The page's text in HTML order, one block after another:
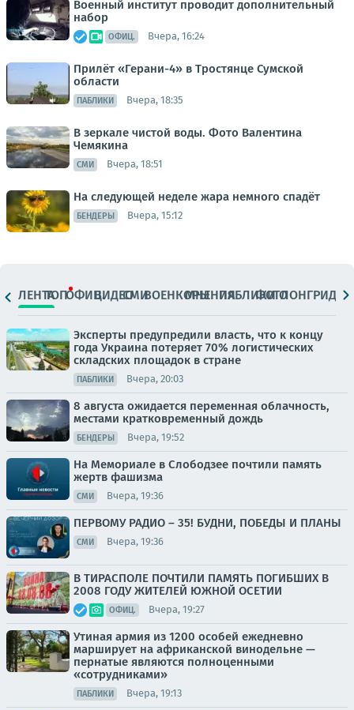
Военный институт проводит дополнительный
набор
ОФИЦ. Вчера, 16:24
Прилёт «Герани-4» в Тростянце Сумской
области
ПАБЛИКИ Вчера, 18:35
В зеркале чистой воды. Фото Валентина
Чемякина
СМИ Вчера, 18:51
На следующей неделе жара немного спадёт
БЕНДЕРЫ Вчера, 15:12
ЛЕНТАТОПОФИЦ.ВИДЕОСМИВОЕНКОРЫМНЕНИЯПАБЛИКИ
ФОТОЛОНГРИДЫ
Эксперты предупредили власть, что к концу
года Украина потеряет 70% логистических
складских площадок в стране
ПАБЛИКИ Вчера, 20:03
8 августа ожидается переменная облачность,
местами кратковременный дождь
БЕНДЕРЫ Вчера, 19:52
На Мемориале в Слободзее почтили память
жертв фашизма
СМИ Вчера, 19:36
ПЕРВОМУ РАДИО – 35! БУДНИ, ПОБЕДЫ И ПЛАНЫ
СМИ Вчера, 19:36
В ТИРАСПОЛЕ ПОЧТИЛИ ПАМЯТЬ ПОГИБШИХ В
2008 ГОДУ ЖИТЕЛЕЙ ЮЖНОЙ ОСЕТИИ
ОФИЦ. Вчера, 19:27
Утиная армия из 1200 особей ежедневно
марширует на африканской винодельне —
пернатые являются полноценными
«сотрудниками»
ПАБЛИКИ Вчера, 19:13